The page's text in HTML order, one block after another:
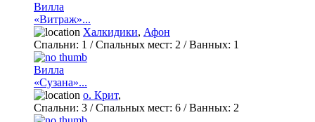
Вилла
«Витраж»...
Халкидики, Афон
Спальни: 1 / Спальных мест: 2 /Ванных: 1
Вилла
«Сузана»...
о. Крит,
Спальни: 3 / Спальных мест: 6 /Ванных: 2